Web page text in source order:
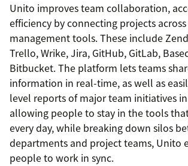
Unito improves team collaboration,
efficiency by connecting projects
management tools. These include
Trello, Wrike, Jira, GitHub, GitLab,
Bitbucket. The platform lets teams
information in real-time, as well as
level reports of major team initiatives
allowing people to stay in the tools
every day, while breaking down silos
departments and project teams, Unito
people to work in sync.